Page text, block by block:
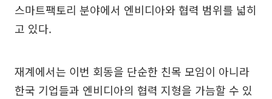
스마트팩토리 분야에서 엔비디아와 협력 범위를 넓히
고 있다.
재계에서는 이번 회동을 단순한 친목 모임이 아니라
한국 기업들과 엔비디아의 협력 지형을 가늠할 수 있